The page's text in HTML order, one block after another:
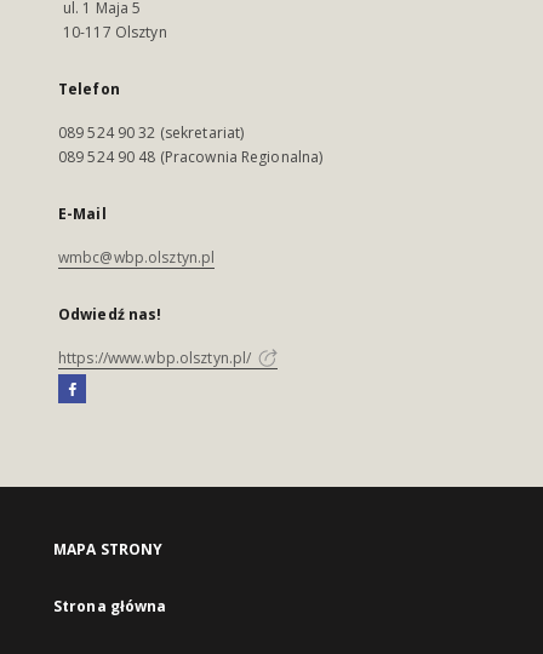
ul. 1 Maja 5
10-117 Olsztyn
Telefon
089 524 90 32 (sekretariat)
089 524 90 48 (Pracownia Regionalna)
E-Mail
wmbc@wbp.olsztyn.pl
Odwiedź nas!
https://www.wbp.olsztyn.pl/
MAPA STRONY
Strona główna